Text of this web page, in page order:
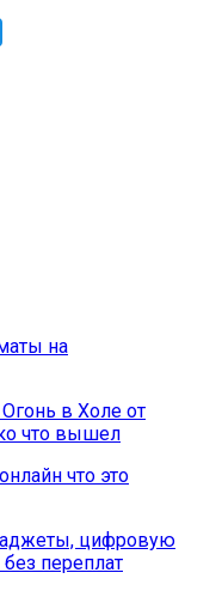
на
в Холе от
что вышел
что это
цифровую
переплат